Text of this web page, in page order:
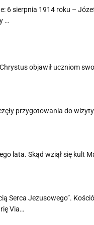
6 sierpnia 1914 roku –
…
objawił uczniom
przygotowania do wizyty
lata. Skąd wziął się kult
Serca Jezusowego”.
Via…